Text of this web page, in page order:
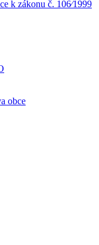
k zákonu č. 106⁄1999
obce